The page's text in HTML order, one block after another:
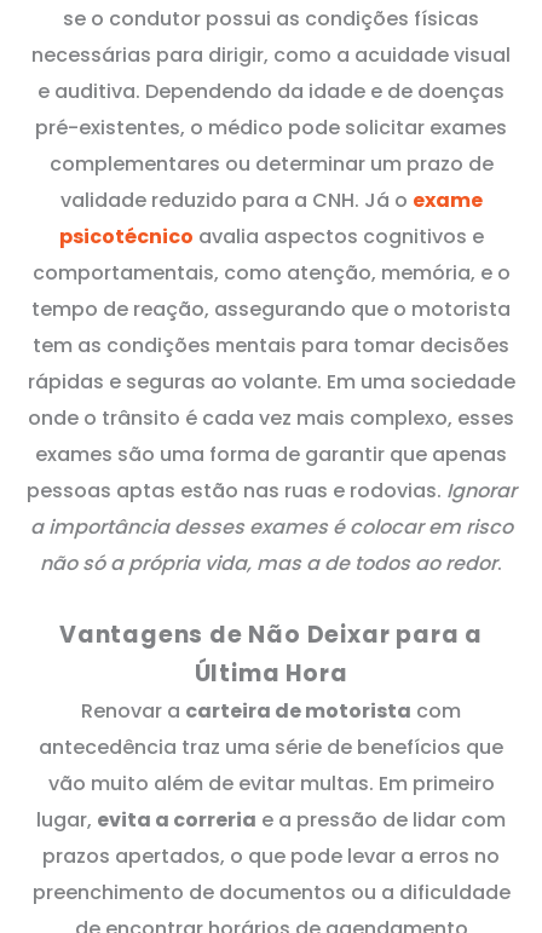
se o condutor possui as condições físicas
necessárias para dirigir, como a acuidade visual
e auditiva. Dependendo da idade e de doenças
pré-existentes, o médico pode solicitar exames
complementares ou determinar um prazo de
validade reduzido para a CNH. Já o exame
psicotécnico avalia aspectos cognitivos e
comportamentais, como atenção, memória, e o
tempo de reação, assegurando que o motorista
tem as condições mentais para tomar decisões
rápidas e seguras ao volante. Em uma sociedade
onde o trânsito é cada vez mais complexo, esses
exames são uma forma de garantir que apenas
pessoas aptas estão nas ruas e rodovias. Ignorar
a importância desses exames é colocar em risco
não só a própria vida, mas a de todos ao redor.
Vantagens de Não Deixar para a
Última Hora
Renovar a carteira de motorista com
antecedência traz uma série de benefícios que
vão muito além de evitar multas. Em primeiro
lugar, evita a correria e a pressão de lidar com
prazos apertados, o que pode levar a erros no
preenchimento de documentos ou a dificuldade